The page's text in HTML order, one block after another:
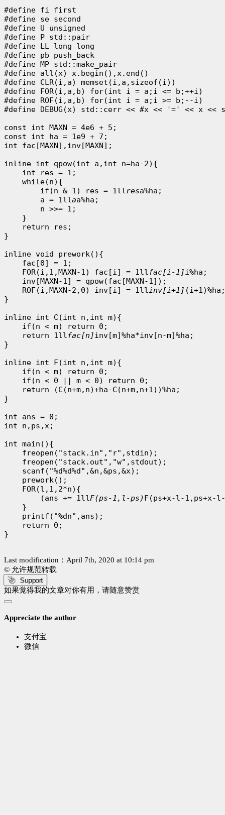
#define fi first
#define se second
#define U unsigned
#define P std::pair
#define LL long long
#define pb push_back
#define MP std::make_pair
#define all(x) x.begin(),x.end()
#define CLR(i,a) memset(i,a,sizeof(i))
#define FOR(i,a,b) for(int i = a;i <= b;++i)
#define ROF(i,a,b) for(int i = a;i >= b;--i)
#define DEBUG(x) std::cerr << #x << '=' << x <<
const int MAXN = 4e6 + 5;
const int ha = 1e9 + 7;
int fac[MAXN],inv[MAXN];
inline int qpow(int a,int n=ha-2){
    int res = 1;
    while(n){
        if(n & 1) res = 1ll
resa%ha;
        a = 1ll
aa%ha;
        n >>= 1;
    }
    return res;
}
inline void prework(){
    fac[0] = 1;
    FOR(i,1,MAXN-1) fac[i] = 1ll
fac[i-1]i%ha;
    inv[MAXN-1] = qpow(fac[MAXN-1]);
    ROF(i,MAXN-2,0) inv[i] = 1ll
inv[i+1] (i+1)%ha;
}
inline int C(int n,int m){
    if(n < m) return 0;
    return 1ll
fac[n]inv[m]%ha*inv[n-m]%ha;
}
inline int F(int n,int m){
    if(n < m) return 0;
    if(n < 0 || m < 0) return 0;
    return (C(n+m,n)+ha-C(n+m,n+1))%ha;
}
int ans = 0;
int n,ps,x;
int main(){
    freopen("stack.in","r",stdin);
    freopen("stack.out","w",stdout);
    scanf("%d%d%d",&n,&ps,&x);
    prework();
    FOR(l,1,2*n){
        (ans += 1ll
F(ps-1,l-ps) F(ps+x-l-1,ps+x-l-
    }
    printf("%dn",ans);
    return 0;
}
Last modification：April 7th, 2020 at 10:14 pm
© 允许规范转载
Support
如果觉得我的文章对你有用，请随意赞赏
Appreciate the author
支付宝
微信